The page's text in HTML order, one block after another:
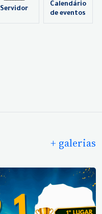
Servidor
Calendário
de eventos
+ galerias